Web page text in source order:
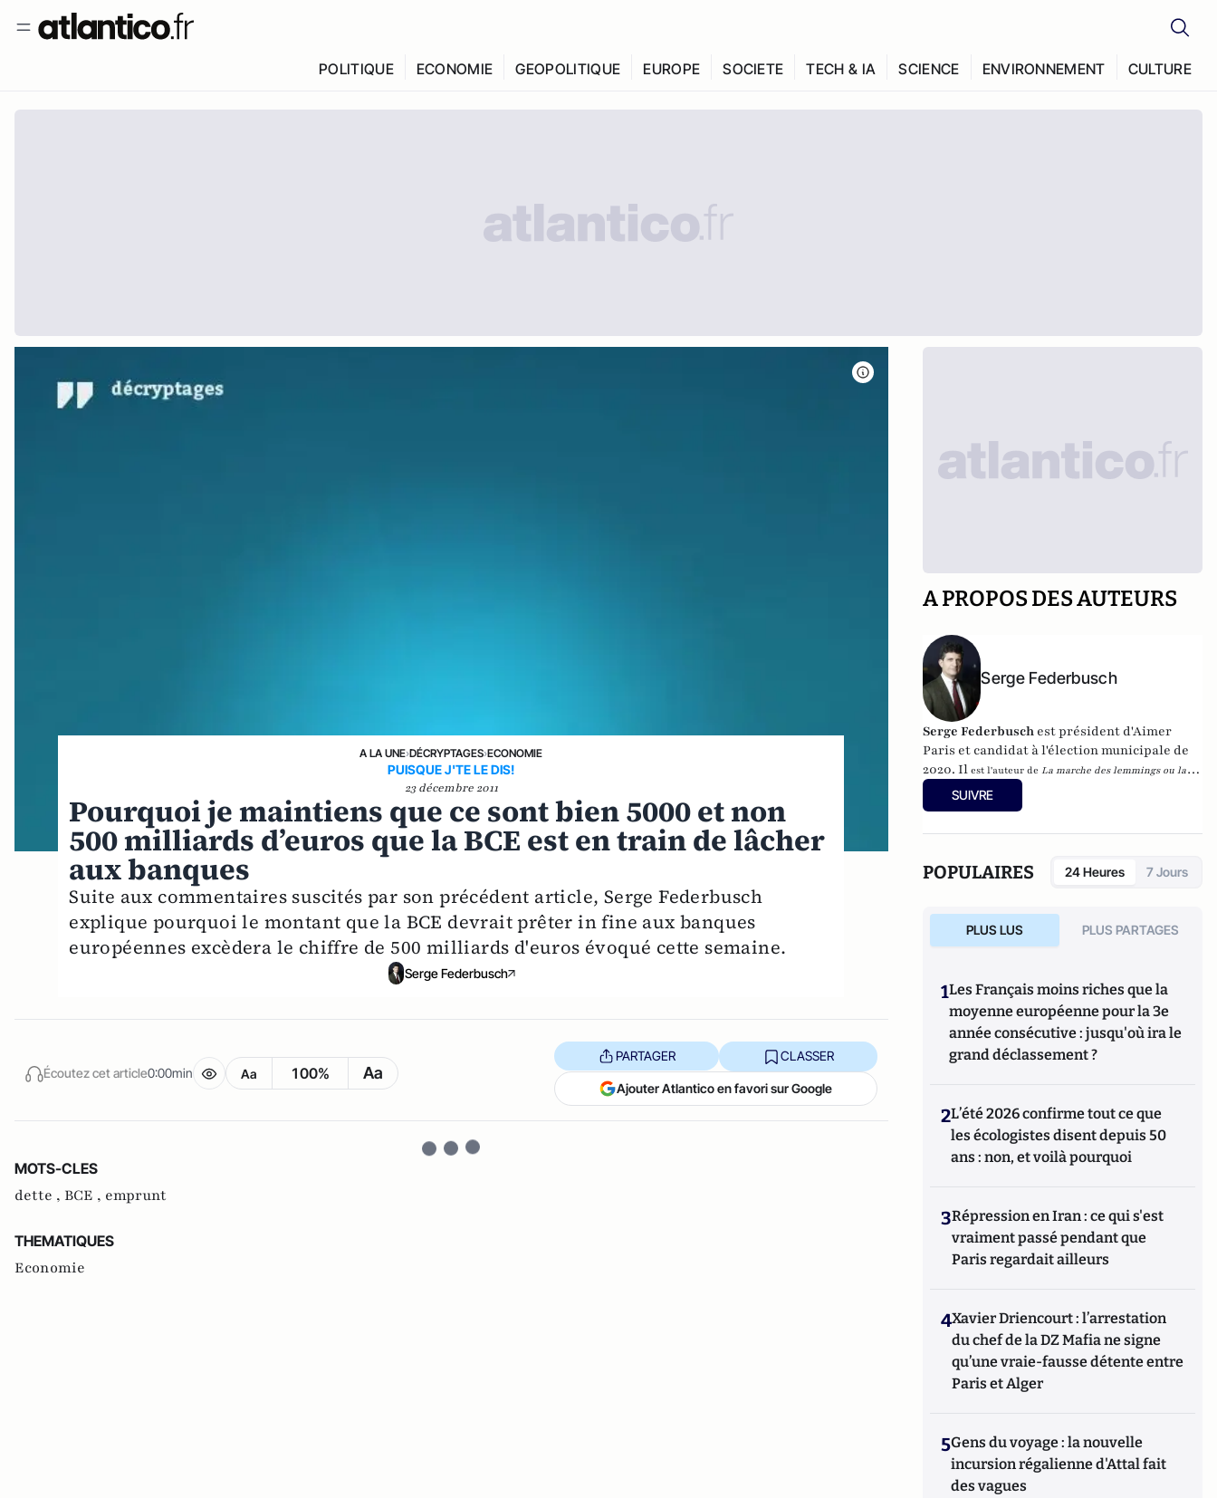
POLITIQUE ECONOMIE GEOPOLITIQUE EUROPE SOCIETE TECH & IA SCIENCE ENVIRONNEMENT CULTURE
A LA UNE›DÉCRYPTAGES›ECONOMIE
PUISQUE J'TE LE DIS!
23 décembre 2011
Pourquoi je maintiens que ce sont bien 5000 et non
500 milliards d’euros que la BCE est en train de lâcher
aux banques
Suite aux commentaires suscités par son précédent article, Serge Federbusch
explique pourquoi le montant que la BCE devrait prêter in fine aux banques
européennes excèdera le chiffre de 500 milliards d'euros évoqué cette semaine.
Serge Federbusch
Écoutez cet article0:00min Aa 100% Aa
PARTAGER CLASSER
Ajouter Atlantico en favori sur Google
MOTS-CLES
dette , BCE , emprunt
THEMATIQUES
Economie
A PROPOS DES AUTEURS
Serge Federbusch
Serge Federbusch est président d'Aimer
Paris et candidat à l'élection municipale de
2020. Il est l'auteur deLa marche des lemmings ou la 2e
mort de Charlie
fatal quinquennat, chez Plon.
SUIVRE
POPULAIRES 24 Heures 7 Jours
PLUS LUS PLUS PARTAGES
1Les Français moins riches que la
moyenne européenne pour la 3e
année consécutive : jusqu'où ira le
grand déclassement ?
2L’été 2026 confirme tout ce que
les écologistes disent depuis 50
ans : non, et voilà pourquoi
3Répression en Iran : ce qui s'est
vraiment passé pendant que
Paris regardait ailleurs
4Xavier Driencourt : l’arrestation
du chef de la DZ Mafia ne signe
qu’une vraie-fausse détente entre
Paris et Alger
5Gens du voyage : la nouvelle
incursion régalienne d'Attal fait
des vagues